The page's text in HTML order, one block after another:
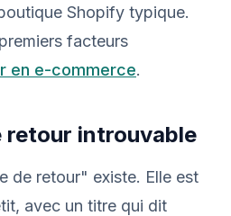
Shopify typique.
facteurs
en e-commerce.
retour introuvable
de retour" existe. Elle est
avec un titre qui dit